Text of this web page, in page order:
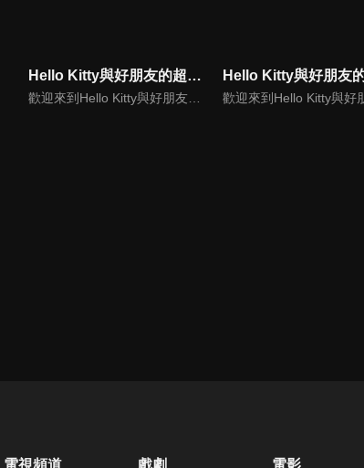
Hello Kitty與好朋友的超可愛大冒險S5(中文版)
歡迎來到Hello Kitty與好朋友的超可愛大冒險!與Hello Kitty, 大眼蛙, 酷企鵝, 美樂蒂, 布丁狗還有酷洛米, 準備和朋友們一起經歷有趣的冒險吧!
電視頻道 戲劇 電影